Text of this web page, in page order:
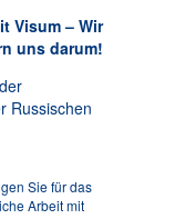
Visum – Wir
uns darum!
Russischen
Sie für das
Arbeit mit